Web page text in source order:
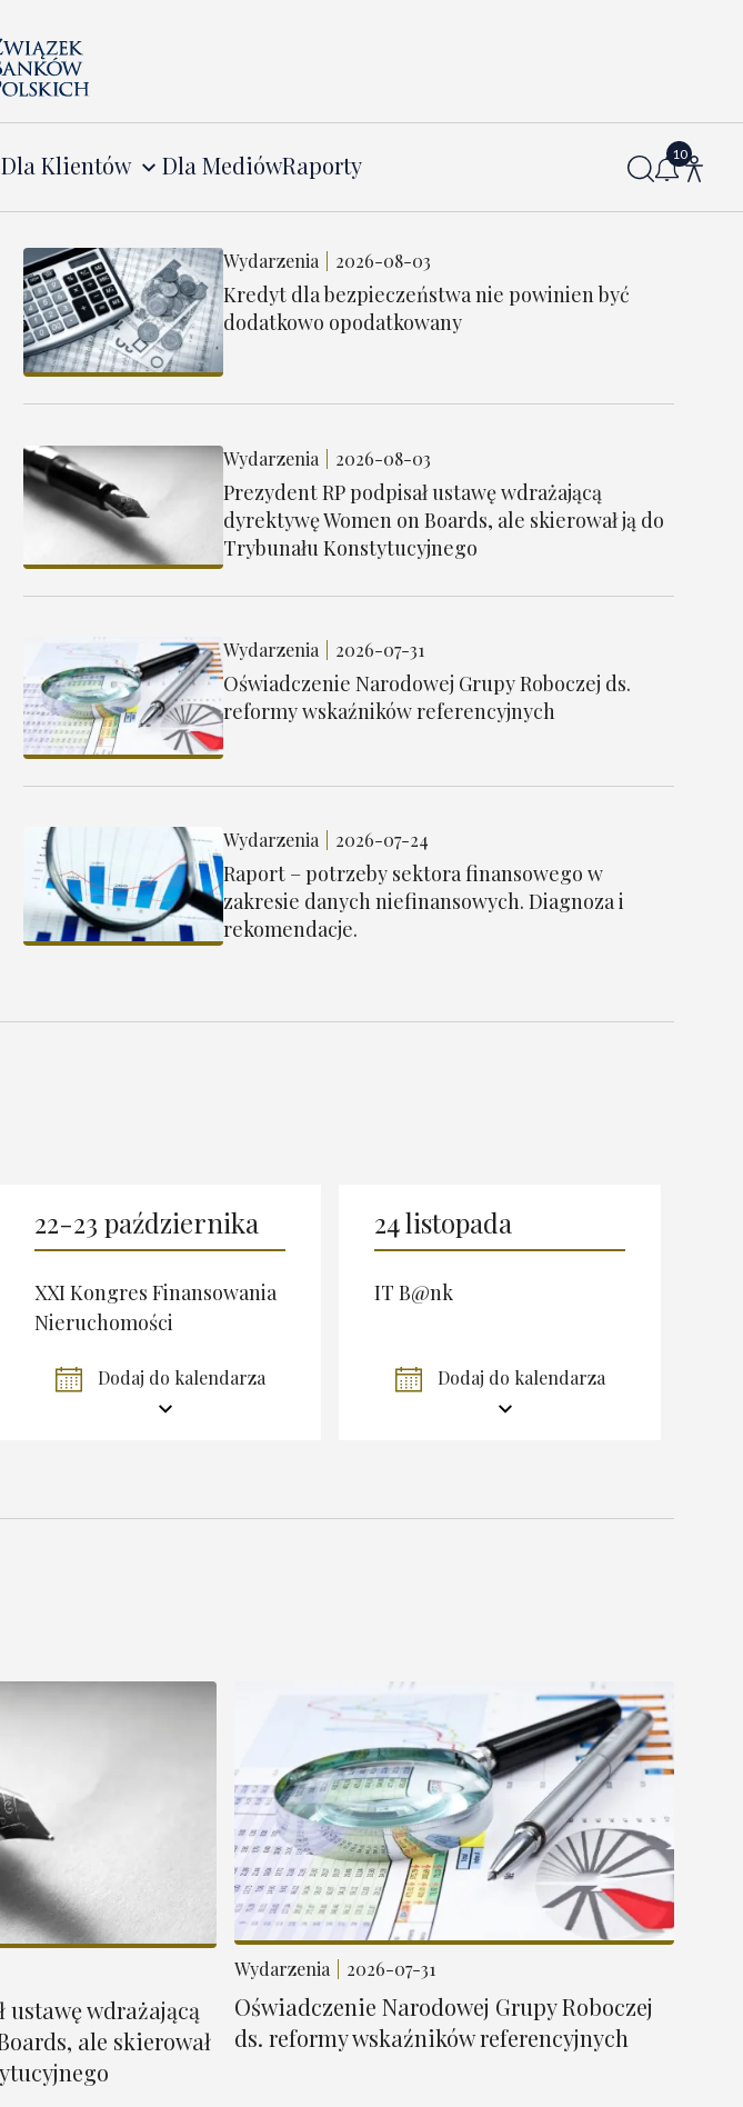
Dla Klientów Dla MediówRaporty
Wydarzenia 2026-08-03
Kredyt dla bezpieczeństwa nie powinien być
dodatkowo opodatkowany
Wydarzenia 2026-08-03
Prezydent RP podpisał ustawę wdrażającą
dyrektywę Women on Boards, ale skierował ją do
Trybunału Konstytucyjnego
Wydarzenia 2026-07-31
Oświadczenie Narodowej Grupy Roboczej ds.
reformy wskaźników referencyjnych
Wydarzenia 2026-07-24
Raport – potrzeby sektora finansowego w
zakresie danych niefinansowych. Diagnoza i
rekomendacje.
22-23 października
XXI Kongres Finansowania
Nieruchomości
Dodaj do kalendarza
24 listopada
IT B@nk
Dodaj do kalendarza
ustawę wdrażającą
ale skierował
Wydarzenia 2026-07-31
Oświadczenie Narodowej Grupy Roboczej
ds. reformy wskaźników referencyjnych